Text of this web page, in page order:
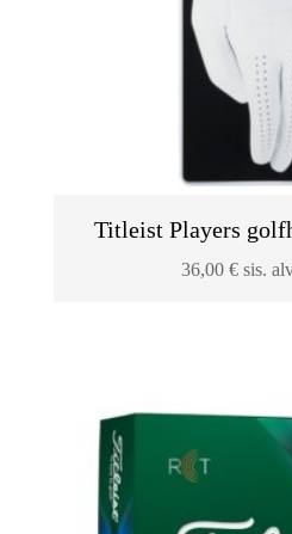
Titleist Players
36,00€ sis.